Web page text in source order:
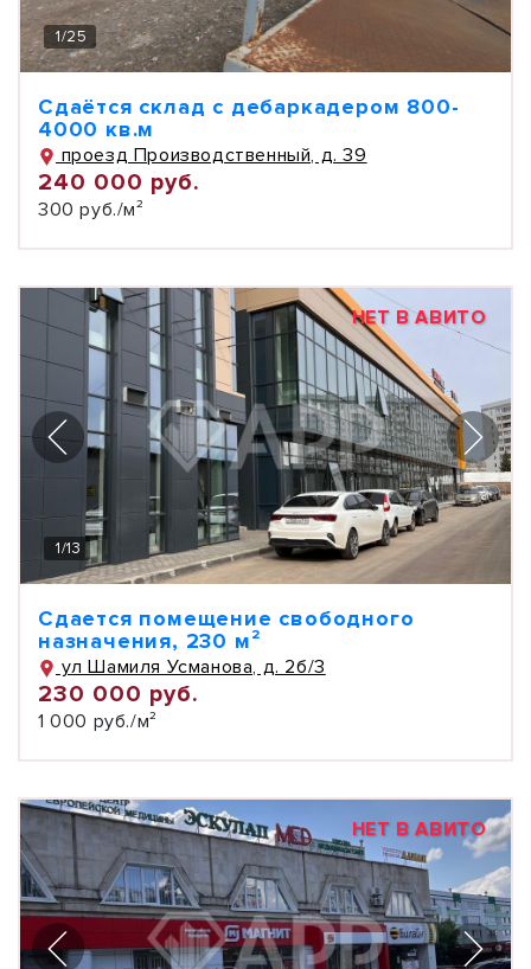
1/25
Сдаётся склад с дебаркадером 800-
4000 кв.м
проезд Производственный, д. 39
240 000 руб.
300 руб./м²
НЕТ В АВИТО
1/13
Сдается помещение свободного
назначения, 230 м²
ул Шамиля Усманова, д. 2б/3
230 000 руб.
1 000 руб./м²
НЕТ В АВИТО